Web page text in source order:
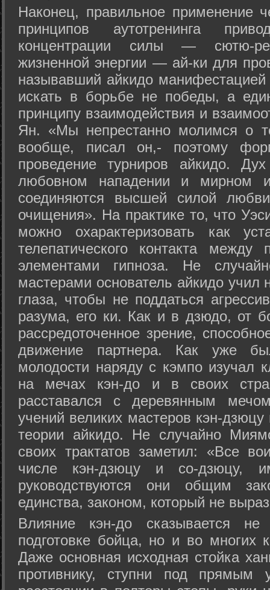
Наконец, правильное применение
принципов аутотренинга
концентрации силы — сютю-
жизненной энергии — ай-ки для
называвший айкидо
искать в борьбе не победы, а
принципу взаимодействия и
Ян. «Мы непрестанно молимся о
вообще, писал он,- поэтому
проведение турниров айкидо.
любовном нападении и мирном
соединяются высшей силой
очищения». На практике то, что
можно охарактеризовать как
телепатического контакта между
элементами гипноза. Не
мастерами основатель айкидо учил
глаза, чтобы не поддаться
разума, его ки. Как и в дзюдо, от
рассредоточенное зрение,
движение партнера. Как уже
молодости наряду с кэмпо изучал
на мечах кэн-до и в своих
расставался с деревянным
учений великих мастеров кэн-
теории айкидо. Не случайно
своих трактатов заметил: «Все
числе кэн-дзюцу и со-дзюцу,
руководствуются они общим
единства, законом, который не
Влияние кэн-до сказывается не
подготовке бойца, но и во многих
Даже основная исходная стойка
противнику, ступни под прямым